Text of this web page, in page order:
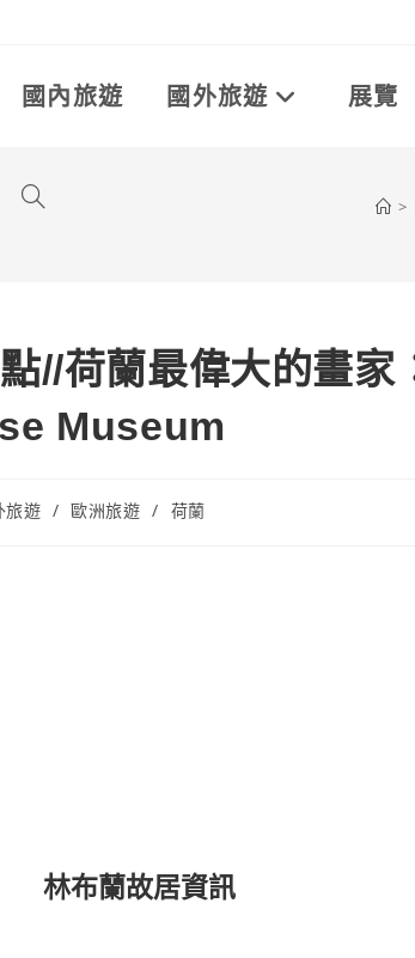
國內旅遊 國外旅遊 展覽
Toggle >
//荷蘭最偉大的畫家
Museum
旅遊 / 歐洲旅遊 / 荷蘭
林布蘭故居資訊